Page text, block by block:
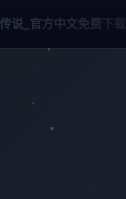
说_官方中文免费下载